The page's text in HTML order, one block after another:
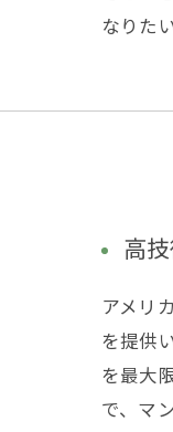
なりた
高
アメリ
を提供
を最大
で、マ